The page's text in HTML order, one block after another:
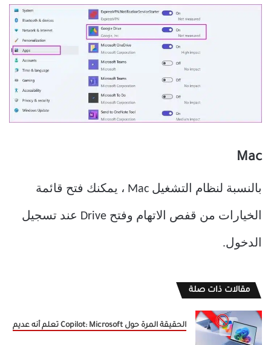
Mac
بالنسبة لنظام التشغيل Mac ، يمكنك فتح قائمة
الخيارات من قفص الاتهام وفتح Drive عند تسجيل
الدخول.
مقالات ذات صلة
الحقيقة المرة حول Copilot: Microsoft تعلم أنه عديم